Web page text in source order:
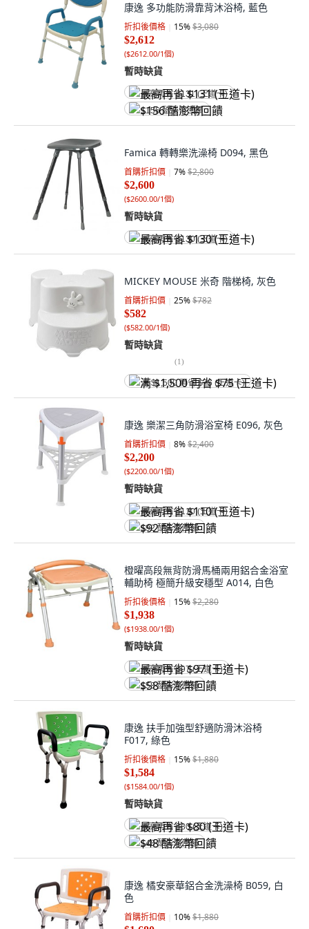
康逸 多功能防滑靠背沐浴椅, 藍色
折扣後價格 15%$3,080
$2,612
($2612.00/1個)
暫時缺貨
最高再省 $131 (王道卡)
$156 酷澎幣回饋
Famica 轉轉樂洗澡椅 D094, 黑色
首購折扣價 7%$2,800
$2,600
($2600.00/1個)
暫時缺貨
最高再省 $130 (王道卡)
MICKEY MOUSE 米奇 階梯椅, 灰色
首購折扣價 25%$782
$582
($582.00/1個)
暫時缺貨
(1)
满 $1,500 再省 $75 (王道卡)
康逸 樂潔三角防滑浴室椅 E096, 灰色
首購折扣價 8%$2,400
$2,200
($2200.00/1個)
暫時缺貨
最高再省 $110 (王道卡)
$92 酷澎幣回饋
橙曜高段無背防滑馬桶兩用鋁合金浴室
輔助椅 極簡升級安穩型 A014, 白色
折扣後價格 15%$2,280
$1,938
($1938.00/1個)
暫時缺貨
最高再省 $97 (王道卡)
$58 酷澎幣回饋
康逸 扶手加強型舒適防滑沐浴椅
F017, 綠色
折扣後價格 15%$1,880
$1,584
($1584.00/1個)
暫時缺貨
最高再省 $80 (王道卡)
$48 酷澎幣回饋
康逸 橘安豪華鋁合金洗澡椅 B059, 白
色
首購折扣價 10%$1,880